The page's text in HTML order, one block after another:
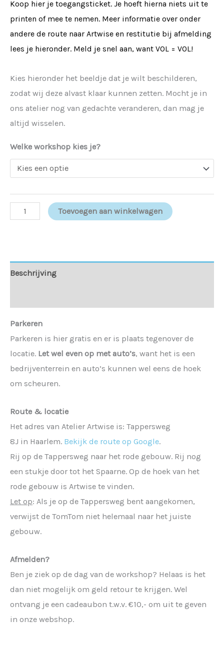
Koop hier je toegangsticket. Je hoeft hierna niets uit te
printen of mee te nemen. Meer informatie over onder
andere de route naar Artwise en restitutie bij afmelding
lees je hieronder. Meld je snel aan, want VOL = VOL!
Kies hieronder het beeldje dat je wilt beschilderen,
zodat wij deze alvast klaar kunnen zetten. Mocht je in
ons atelier nog van gedachte veranderen, dan mag je
altijd wisselen.
Welke workshop kies je?
Toevoegen aan winkelwagen
Beschrijving
Parkeren
Parkeren is hier gratis en er is plaats tegenover de
locatie. Let wel even op met auto’s, want het is een
bedrijventerrein en auto’s kunnen wel eens de hoek
om scheuren.
Route & locatie
Het adres van Atelier Artwise is: Tappersweg
8J in Haarlem. Bekijk de route op Google.
Rij op de Tappersweg naar het rode gebouw. Rij nog
een stukje door tot het Spaarne. Op de hoek van het
rode gebouw is Artwise te vinden.
Let op: Als je op de Tappersweg bent aangekomen,
verwijst de TomTom niet helemaal naar het juiste
gebouw.
Afmelden?
Ben je ziek op de dag van de workshop? Helaas is het
dan niet mogelijk om geld retour te krijgen. Wel
ontvang je een cadeaubon t.w.v. €10,- om uit te geven
in onze webshop.